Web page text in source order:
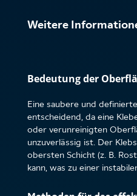
Weitere
Bedeutung der
Eine saubere und
entscheidend, da eine
oder verunreinigten
unzuverlässig ist. Der
obersten Schicht (z. B.
kann, was zu einer